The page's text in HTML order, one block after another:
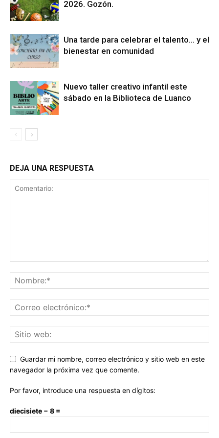
2026. Gozón.
Una tarde para celebrar el talento… y el
bienestar en comunidad
Nuevo taller creativo infantil este
sábado en la Biblioteca de Luanco
DEJA UNA RESPUESTA
Guardar mi nombre, correo electrónico y sitio web en este
navegador la próxima vez que comente.
Por favor, introduce una respuesta en dígitos:
diecisiete − 8 =